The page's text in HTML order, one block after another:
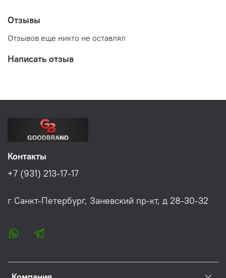
Отзывы
Отзывов еще никто не оставлял
Написать отзыв
Контакты
+7 (931) 213-17-17
г Санкт-Петербург, Заневский пр-кт, д 28-30-32